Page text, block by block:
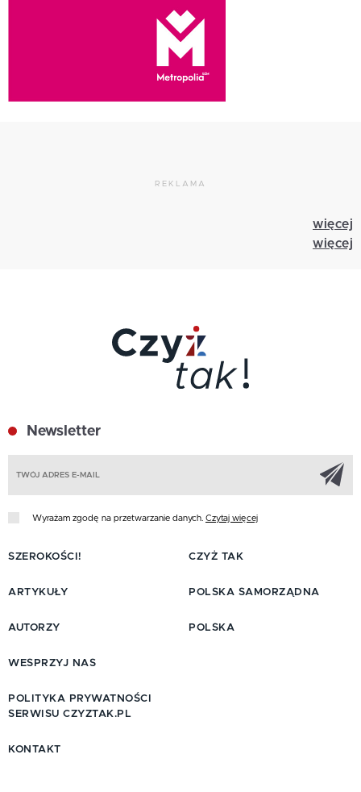
REKLAMA
więcej
więcej
Newsletter
Wyrażam zgodę na przetwarzanie danych. Czytaj więcej
SZEROKOŚCI!
ARTYKUŁY
AUTORZY
CZYŻ TAK
POLSKA SAMORZĄDNA
POLSKA
WESPRZYJ NAS
POLITYKA PRYWATNOŚCI
SERWISU CZYZTAK.PL
KONTAKT